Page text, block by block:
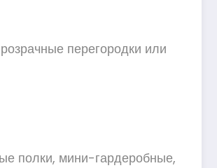
перегородки или
полки, мини-гардеробные,